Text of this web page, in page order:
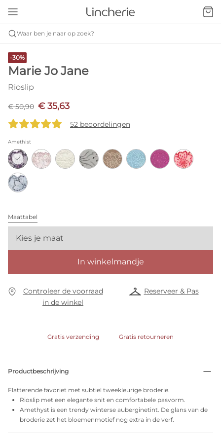
Waar ben je naar op zoek?
-30%
Marie Jo Jane
Rioslip
€ 50,90 € 35,63
52 beoordelingen
Amethist
Maattabel
Kies je maat
In winkelmandje
Controleer de voorraad
in de winkel
Reserveer & Pas
Gratis verzending Gratis retourneren
Productbeschrijving
Flatterende favoriet met subtiel tweekleurige broderie.
Rioslip met een elegante snit en comfortabele pasvorm.
Amethyst is een trendy winterse auberginetint. De glans van de
broderie zet het bloemenmotief nog extra in de verf.